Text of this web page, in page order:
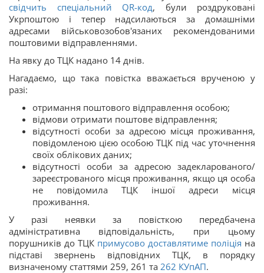
свідчить спеціальний QR-код, були роздруковані
Укрпоштою і тепер надсилаються за домашніми
адресами військовозобов'язаних рекомендованими
поштовими відправленнями.
На явку до ТЦК надано 14 днів.
Нагадаємо, що така повістка вважається врученою у
разі:
отримання поштового відправлення особою;
відмови отримати поштове відправлення;
відсутності особи за адресою місця проживання,
повідомленою цією особою ТЦК під час уточнення
своїх облікових даних;
відсутності особи за адресою задекларованого/
зареєстрованого місця проживання, якщо ця особа
не повідомила ТЦК іншої адреси місця
проживання.
У разі неявки за повісткою передбачена
адміністративна відповідальність, при цьому
порушників до ТЦК примусово доставлятиме поліція на
підставі звернень відповідних ТЦК, в порядку
визначеному статтями 259, 261 та 262 КУпАП.